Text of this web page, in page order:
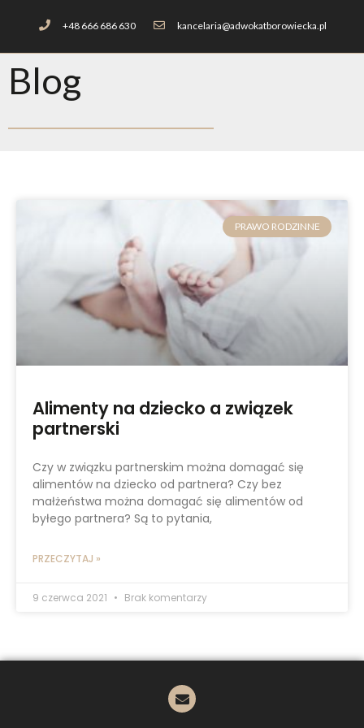
+48 666 686 630 kancelaria@adwokatborowiecka.pl
Blog
PRAWO RODZINNE
Alimenty na dziecko a związek
partnerski
Czy w związku partnerskim można domagać się
alimentów na dziecko od partnera? Czy bez
małżeństwa można domagać się alimentów od
byłego partnera? Są to pytania,
PRZECZYTAJ »
9 czerwca 2021 Brak komentarzy